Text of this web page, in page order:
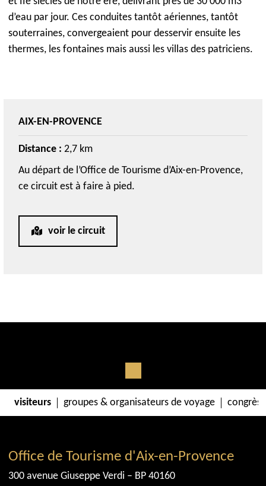
d’eau par jour. Ces conduites tantôt aériennes, tantôt
souterraines, convergeaient pour desservir ensuite les
thermes, les fontaines mais aussi les villas des patriciens.
AIX-EN-PROVENCE
Distance : 2,7 km
Au départ de l’Office de Tourisme d’Aix-en-Provence,
ce circuit est à faire à pied.
voir le circuit
visiteurs groupes & organisateurs de voyage congrès
Office de Tourisme d'Aix-en-Provence
300 avenue Giuseppe Verdi – BP 40160